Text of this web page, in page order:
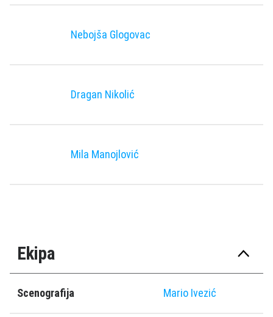
Nebojša Glogovac
Dragan Nikolić
Mila Manojlović
Ekipa
Scenografija Mario Ivezić